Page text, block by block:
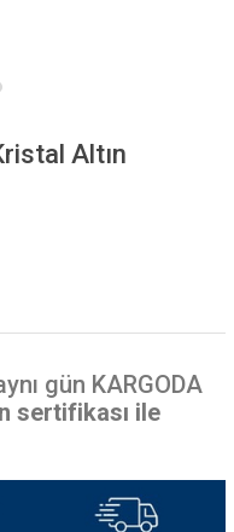
Altın
gün KARGODA
sertifikası ile